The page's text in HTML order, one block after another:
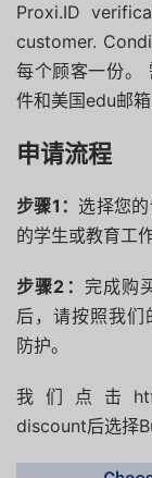
Proxi.ID
customer.
每个顾客一份。
件和美国edu邮箱
申请流程
步骤1： 选择您
的学生或教育工
步骤2： 完成购
后，请按照我
防护。
我们点击
discount后选择